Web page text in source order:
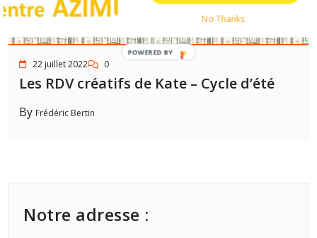
22 juillet 2022 0
Les RDV créatifs de Kate – Cycle d’été
By Frédéric Bertin
Notre adresse :
No Thanks
POWERED